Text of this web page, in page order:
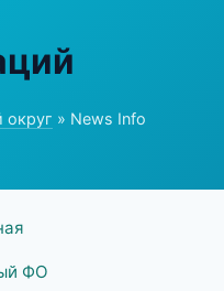
» News Info
ФО